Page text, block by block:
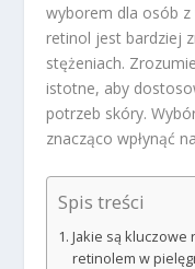
wyborem dla osób
retinol jest bardziej
stężeniach.
istotne, aby
potrzeb skóry.
znacząco wpłynąć
Spis treści
Jakie są kluczowe
retinolem w